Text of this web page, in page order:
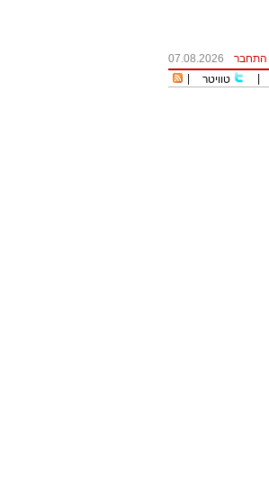
התחבר
07.08.2026
טוויטר